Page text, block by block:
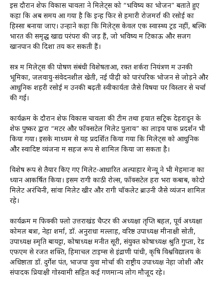
इस दौरान शेफ विकास चावला ने मिलेट्स को “भविष्य का भोजन” बताते हुए
कहा कि अब समय आ गया है कि इन्हें फिर से हमारी रोजमर्रा की रसोई का
हिस्सा बनाया जाए। उन्होंने कहा कि मिलेट्स केवल एक स्वास्थ्य ट्रेंड नहीं, बल्कि
भारत की समृद्ध खाद्य परंपरा की जड़ें हैं, जो भविष्य में टिकाऊ और सजग
खानपान की दिशा तय कर सकती हैं।
सत्र में मिलेट्स की पोषण संबंधी विशेषताओं, रक्त शर्करा नियंत्रण में उनकी
भूमिका, जलवायु-संवेदनशील खेती, नई पीढ़ी को पारंपरिक भोजन से जोड़ने और
आधुनिक शहरी रसोई में उनकी बढ़ती स्वीकार्यता जैसे विषयों पर विस्तार से चर्चा
की गई।
कार्यक्रम के दौरान शेफ विकास चावला की टीम तथा हयात सेंट्रिक देहरादून के
शेफ पुष्कर द्वारा “मटर और फॉक्सटेल मिलेट पुलाव” का लाइव पाक प्रदर्शन भी
किया गया। इसके माध्यम से यह प्रदर्शित किया गया कि मिलेट्स को आधुनिक
और स्वादिष्ट व्यंजनों में सहज रूप से शामिल किया जा सकता है।
विशेष रूप से तैयार किए गए मिलेट-आधारित अल्पाहार मेन्यू ने भी मेहमानों का
ध्यान आकर्षित किया। इसमें रागी काठी रोल्स, फॉक्सटेल हरा भरा कबाब, कोदो
मिलेट अरंचिनी, सांवा मिलेट खीर और रागी चॉकलेट ब्राउनी जैसे व्यंजन शामिल
रहे।
कार्यक्रम में फिक्की फ्लो उत्तराखंड चैप्टर की अध्यक्षा तृप्ति बहल, पूर्व अध्यक्षा
कोमल बत्रा, नेहा शर्मा, डॉ. अनुराधा मल्लाह, वरिष्ठ उपाध्यक्ष मीनाक्षी सोती,
उपाध्यक्ष स्मृति बायट्टा, कोषाध्यक्ष मनीत सूरी, संयुक्त कोषाध्यक्ष श्रुति गुप्ता, रेड
एफएम से रजत शक्ति, हिमाचल टाइम्स से इंद्राणी पांधी, कृषि विश्वविद्यालय के
अधिष्ठाता डॉ. दुर्गेश पंत, भाजपा युवा मोर्चा की राष्ट्रीय उपाध्यक्ष नेहा जोशी और
संपादक प्रियाक्षी गोस्वामी सहित कई गणमान्य लोग मौजूद रहे।